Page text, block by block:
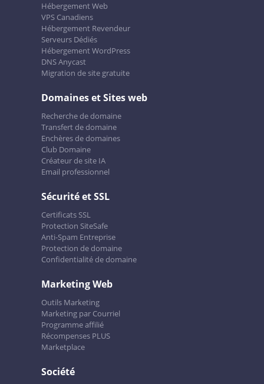
Hébergement Web
VPS Canadiens
Hébergement Revendeur
Serveurs Dédiés
Hébergement WordPress
DNS Anycast
Migration de site gratuite
Domaines et Sites web
Recherche de domaine
Transfert de domaine
Enchères de domaines
Club Domaine
Créateur de site IA
Email professionnel
Sécurité et SSL
Certificats SSL
Protection SiteSafe
Anti-Spam Entreprise
Protection de domaine
Confidentialité de domaine
Marketing Web
Outils Marketing
Marketing par Courriel
Programme affilié
Récompenses PLUS
Marketplace
Société